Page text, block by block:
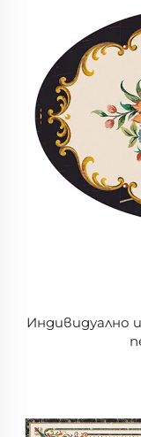
Индивидуално